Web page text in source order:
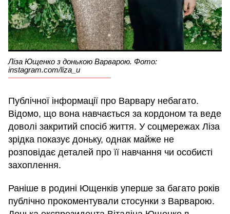
Ліза Ющенко з донькою Варварою. Фото:
instagram.com/liza_u
Публічної інформації про Варвару небагато.
Відомо, що вона навчається за кордоном та веде
доволі закритий спосіб життя. У соцмережах Ліза
зрідка показує доньку, однак майже не
розповідає деталей про її навчання чи особисті
захоплення.
Раніше в родині Ющенків уперше за багато років
публічно прокоментували стосунки з Варварою.